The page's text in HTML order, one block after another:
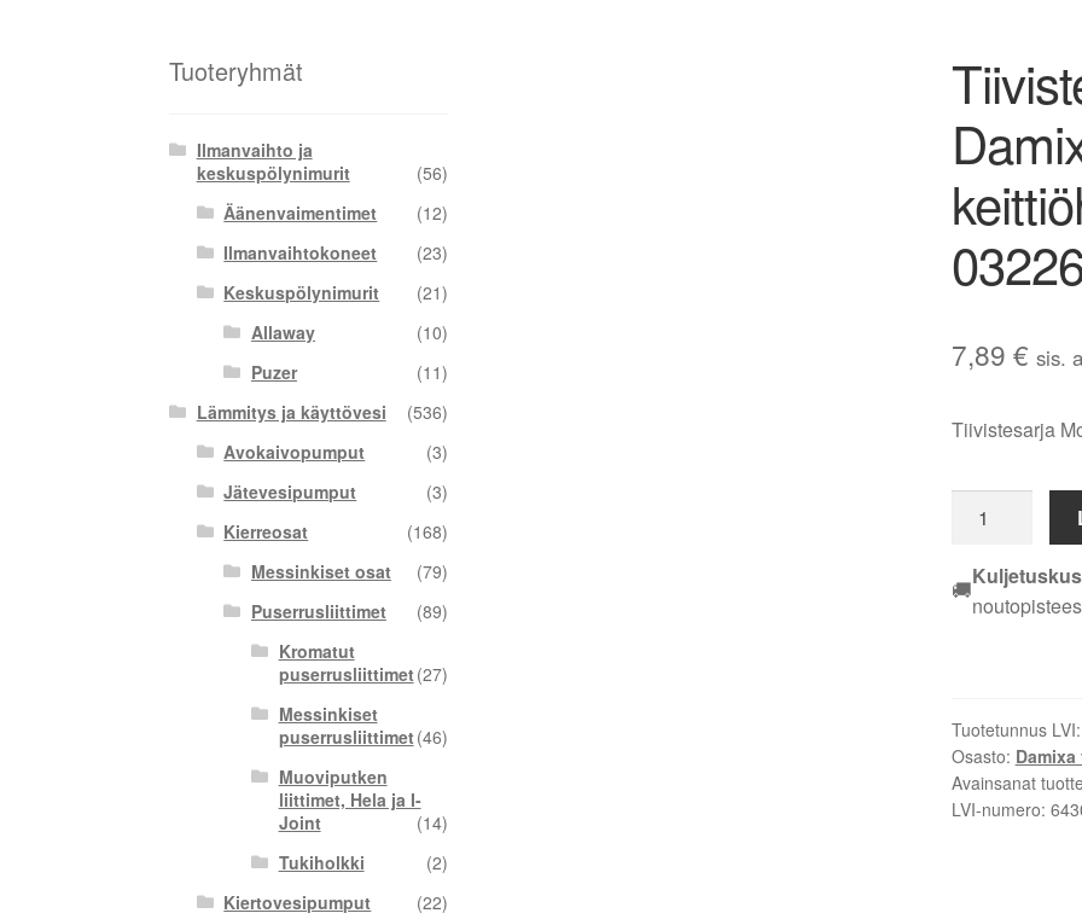
7,89 € sis.
Tiivistesarja
Mora,
Damixa
LionX
keittiöhanalle
🚚
Tuotetunnus
Osasto:
Avainsanat
LVI-numero:
Tuoteryhmät
Ilmanvaihto ja
keskuspölynimurit
(56)
Äänenvaimentimet
(12)
Ilmanvaihtokoneet
(23)
Keskuspölynimurit
(21)
Allaway
(10)
Puzer
(11)
Lämmitys ja käyttövesi
(536)
Avokaivopumput
(3)
Jätevesipumput
(3)
Kierreosat
(168)
Messinkiset osat
(79)
Puserrusliittimet
(89)
Kromatut
puserrusliittimet(27)
Messinkiset
puserrusliittimet(46)
Muoviputken
liittimet, Hela ja I-
Joint
(14)
Tukiholkki
(2)
Kiertovesipumput
(22)